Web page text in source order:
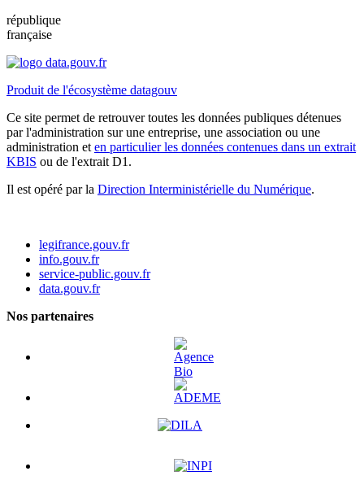
république
française
Produit de l'écosystème datagouv
Ce site permet de retrouver toutes les données publiques détenues
par l'administration sur une entreprise, une association ou une
administration et en particulier les données contenues dans un extrait
KBIS ou de l'extrait D1.
Il est opéré par la Direction Interministérielle du Numérique.
legifrance.gouv.fr
info.gouv.fr
service-public.gouv.fr
data.gouv.fr
Nos partenaires